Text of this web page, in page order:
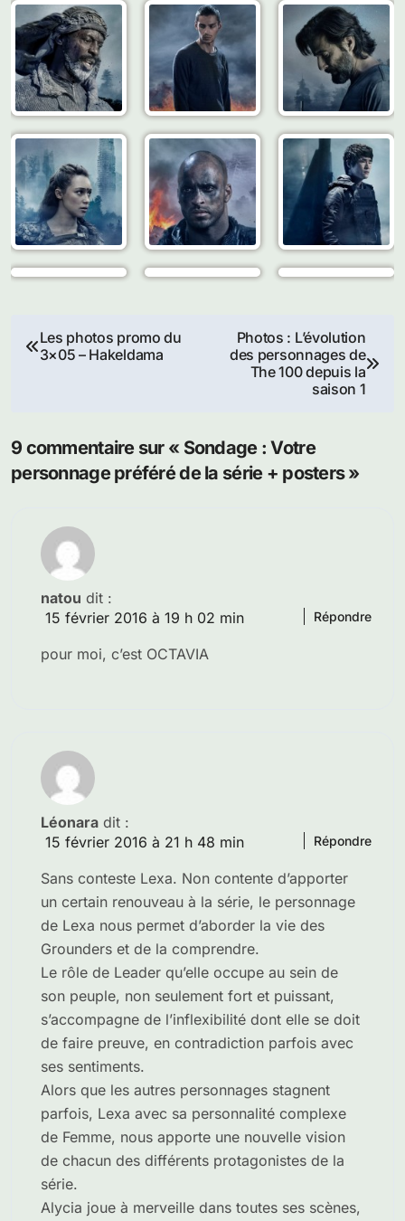
Navigation
Les photos promo du
3×05 – Hakeldama
Photos : L’évolution
des personnages de
The 100 depuis la
saison 1
9 commentaire sur « Sondage : Votre
personnage préféré de la série + posters »
natou dit :
15 février 2016 à 19 h 02 min
pour moi, c’est OCTAVIA
Répondre
Léonara dit :
15 février 2016 à 21 h 48 min
Sans conteste Lexa. Non contente d’apporter
un certain renouveau à la série, le personnage
de Lexa nous permet d’aborder la vie des
Grounders et de la comprendre.
Le rôle de Leader qu’elle occupe au sein de
son peuple, non seulement fort et puissant,
s’accompagne de l’inflexibilité dont elle se doit
de faire preuve, en contradiction parfois avec
ses sentiments.
Alors que les autres personnages stagnent
parfois, Lexa avec sa personnalité complexe
de Femme, nous apporte une nouvelle vision
de chacun des différents protagonistes de la
série.
Alycia joue à merveille dans toutes ses scènes,
Répondre